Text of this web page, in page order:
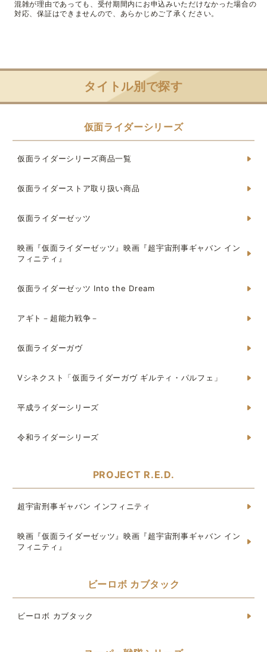
混雑が理由であっても、受付期間内にお申込みいただけなかった場合の
対応、保証はできませんので、あらかじめご了承ください。
タイトル別で探す
仮面ライダーシリーズ
仮面ライダーシリーズ商品一覧
仮面ライダーストア取り扱い商品
仮面ライダーゼッツ
映画『仮面ライダーゼッツ』映画『超宇宙刑事ギャバン イン
フィニティ』
仮面ライダーゼッツ Into the Dream
アギト－超能力戦争－
仮面ライダーガヴ
Vシネクスト「仮面ライダーガヴ ギルティ・パルフェ」
平成ライダーシリーズ
令和ライダーシリーズ
PROJECT R.E.D.
超宇宙刑事ギャバン インフィニティ
映画『仮面ライダーゼッツ』映画『超宇宙刑事ギャバン イン
フィニティ』
ビーロボ カブタック
ビーロボ カブタック